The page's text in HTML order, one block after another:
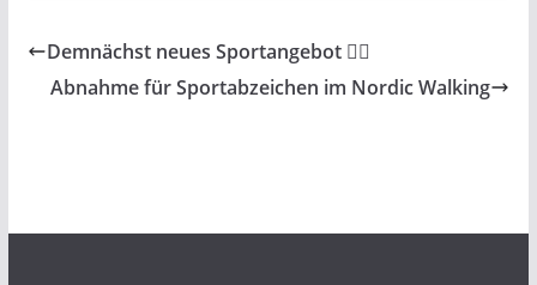
Demnächst neues Sportangebot 🚴‍♂️
Abnahme für Sportabzeichen im Nordic Walking